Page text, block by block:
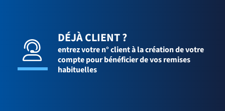
DÉJÀ CLIENT ?
entrez votre n° client à la création de votre
compte pour bénéficier de vos remises
habituelles